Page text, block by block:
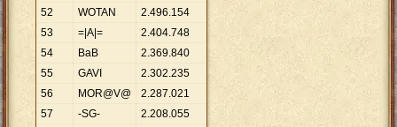
52
WOTAN 2.496.154
53
=|A|= 2.404.748
54
BaB 2.369.840
55
GAVI 2.302.235
56
MOR@V@ 2.287.021
57
-SG- 2.208.055